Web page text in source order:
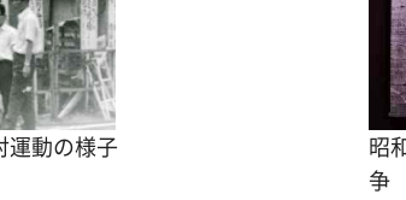
運動の様子
昭
争